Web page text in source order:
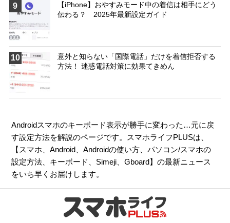
9
【iPhone】おやすみモード中の着信は相手にどう
伝わる？ 2025年最新設定ガイド
10
意外と知らない「国際電話」だけを着信拒否する
方法！ 迷惑電話対策に効果てきめん
Androidスマホのキーボード表示が勝手に変わった…元に戻
す設定方法を解説のページです。スマホライフPLUSは、
【 スマホ 、Android 、Androidの使い方 、パソコン/スマホの
設定方法
キーボード Simeji 、Gboard】の最新ニュース
をいち早くお届けします。